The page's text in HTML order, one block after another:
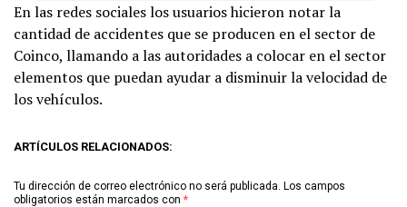
En las redes sociales los usuarios hicieron notar la
cantidad de accidentes que se producen en el sector de
Coinco, llamando a las autoridades a colocar en el sector
elementos que puedan ayudar a disminuir la velocidad de
los vehículos.
ARTÍCULOS RELACIONADOS:
Tu dirección de correo electrónico no será publicada. Los campos
obligatorios están marcados con *